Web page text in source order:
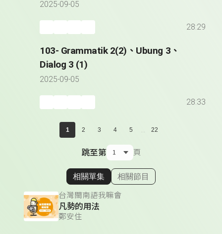
2025-09-05
28:29
103- Grammatik 2(2)、Ubung 3、
Dialog 3 (1)
2025-09-05
28:33
1 2 3 4 5 ... 22
跳至第 頁
顯示相關單集
相關單集 相關節目
台灣閩南語我嘛會
凡勢的用法
鄭安住